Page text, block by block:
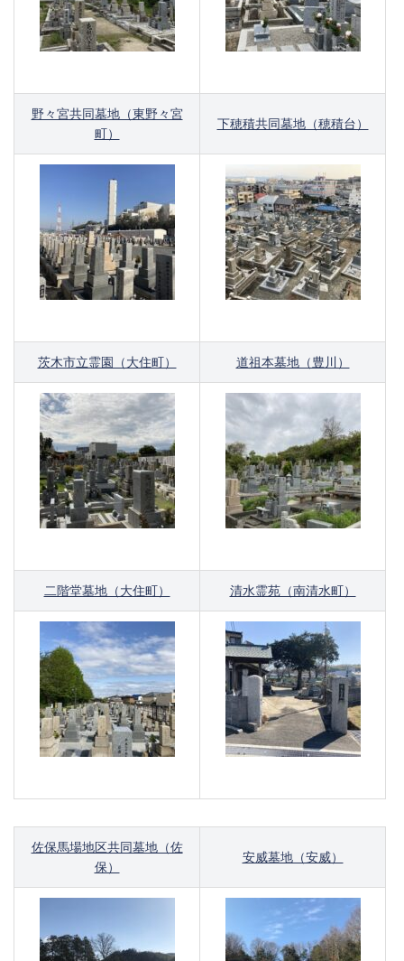
野々宮共同墓地（東野々宮
町）
下穂積共同墓地（穂積台）
茨木市立霊園（大住町） 道祖本墓地（豊川）
二階堂墓地（大住町） 清水霊苑（南清水町）
佐保馬場地区共同墓地（佐
保）
安威墓地（安威）